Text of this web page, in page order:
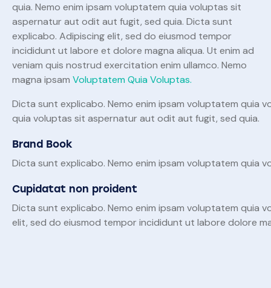
quia. Nemo enim ipsam voluptatem quia voluptas sit
aspernatur aut odit aut fugit, sed quia. Dicta sunt
explicabo. Adipiscing elit, sed do eiusmod tempor
incididunt ut labore et dolore magna aliqua. Ut enim ad
veniam quis nostrud exercitation enim ullamco. Nemo
magna ipsam Voluptatem Quia Voluptas.
Dicta sunt explicabo. Nemo enim ipsam voluptatem quia
quia voluptas sit aspernatur aut odit aut fugit, sed quia.
Brand Book
Dicta sunt explicabo. Nemo enim ipsam voluptatem quia
Cupidatat non proident
Dicta sunt explicabo. Nemo enim ipsam voluptatem quia
elit, sed do eiusmod tempor incididunt ut labore dolore